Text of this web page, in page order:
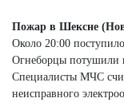
Пожар в Шексне
Около 20:00
Огнеборцы потушили
Специалисты МЧС
неисправного